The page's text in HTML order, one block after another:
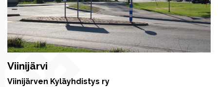
Viinijärvi
Viinijärven Kyläyhdistys ry